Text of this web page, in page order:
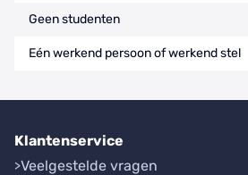
Geen studenten
Eén werkend persoon of werkend stel
Klantenservice
Veelgestelde vragen